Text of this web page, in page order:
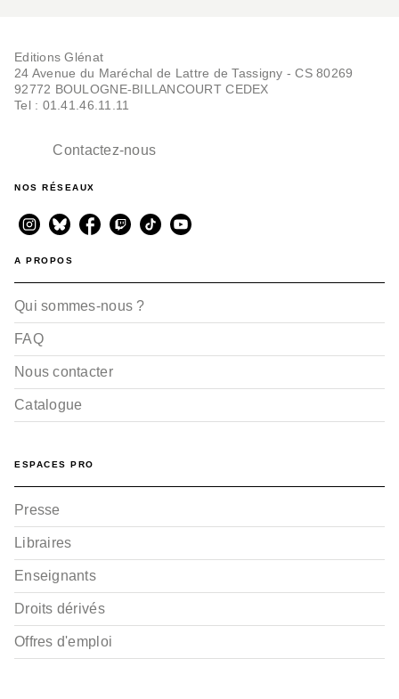
Editions Glénat
24 Avenue du Maréchal de Lattre de Tassigny - CS 80269
92772 BOULOGNE-BILLANCOURT CEDEX
Tel : 01.41.46.11.11
Contactez-nous
NOS RÉSEAUX
A PROPOS
Qui sommes-nous ?
FAQ
Nous contacter
Catalogue
ESPACES PRO
Presse
Libraires
Enseignants
Droits dérivés
Offres d'emploi